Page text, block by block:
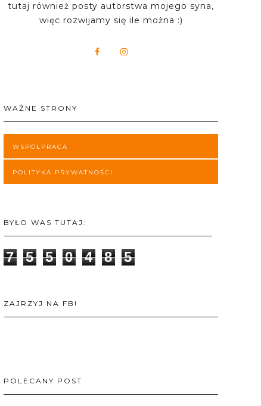
tutaj również posty autorstwa mojego syna,
więc rozwijamy się ile można :)
WAŻNE STRONY
WSPÓŁPRACA
POLITYKA PRYWATNOŚCI
BYŁO WAS TUTAJ:
7 5 5 0 4 8 5
ZAJRZYJ NA FB!
POLECANY POST